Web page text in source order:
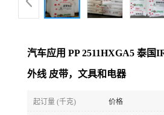
汽车应用 PP 2511HXGA5 泰国
外线 皮带，文具和电器
起订量 (千克) 价格